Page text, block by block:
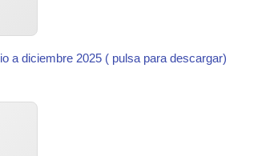
a diciembre 2025 ( pulsa para descargar)